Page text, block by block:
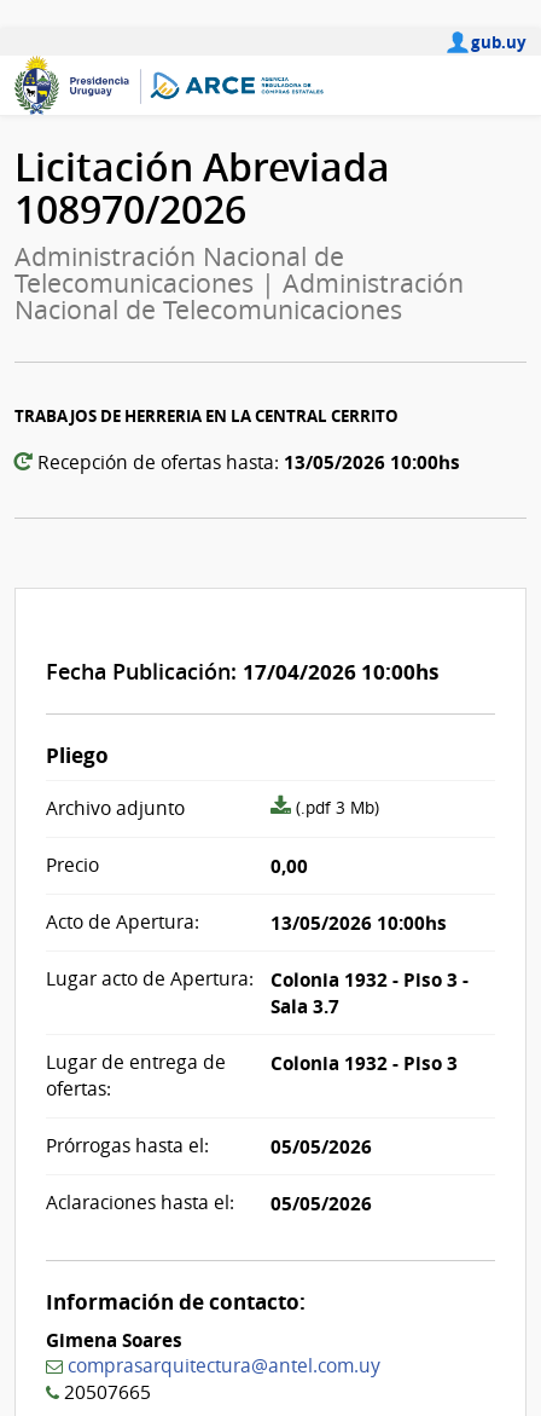
gub.uy
Licitación Abreviada
108970/2026
Administración Nacional de
Telecomunicaciones | Administración
Nacional de Telecomunicaciones
TRABAJOS DE HERRERIA EN LA CENTRAL CERRITO
Recepción de ofertas hasta: 13/05/2026 10:00hs
Fecha Publicación: 17/04/2026 10:00hs
Pliego
Archivo adjunto
archivo
(.pdf 3 Mb)
Precio 0,00
Acto de Apertura: 13/05/2026 10:00hs
Lugar acto de Apertura:
Colonia 1932 - Piso 3 -
Sala 3.7
Lugar de entrega de
ofertas:
Colonia 1932 - Piso 3
Prórrogas hasta el: 05/05/2026
Aclaraciones hasta el: 05/05/2026
Información de contacto:
Gimena Soares
comprasarquitectura@antel.com.uy
20507665